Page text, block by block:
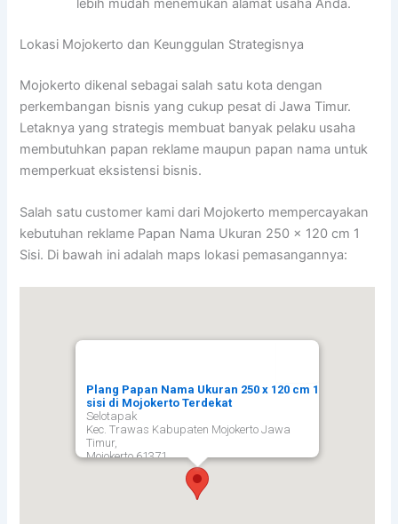
lebih mudah menemukan alamat usaha Anda.
Lokasi Mojokerto dan Keunggulan Strategisnya
Mojokerto dikenal sebagai salah satu kota dengan
perkembangan bisnis yang cukup pesat di Jawa Timur.
Letaknya yang strategis membuat banyak pelaku usaha
membutuhkan papan reklame maupun papan nama untuk
memperkuat eksistensi bisnis.
Salah satu customer kami dari Mojokerto mempercayakan
kebutuhan reklame Papan Nama Ukuran 250 x 120 cm 1
Sisi. Di bawah ini adalah maps lokasi pemasangannya:
Plang Papan Nama Ukuran 250 x 120 cm 1
sisi di Mojokerto Terdekat
Selotapak
Kec. Trawas Kabupaten Mojokerto Jawa
Timur,
Mojokerto 61371